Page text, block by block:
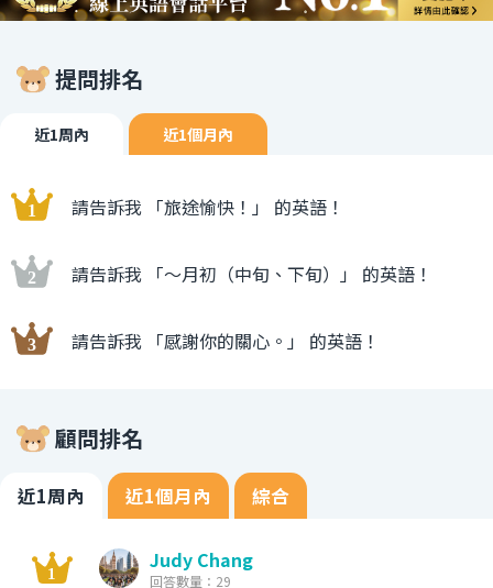
提問排名
近1周內 近1個月內
請告訴我 「旅途愉快！」 的英語！
請告訴我 「〜月初（中旬、下旬）」 的英語！
請告訴我 「感謝你的關心。」 的英語！
顧問排名
近1周內 近1個月內 綜合
Judy Chang
回答數量：29